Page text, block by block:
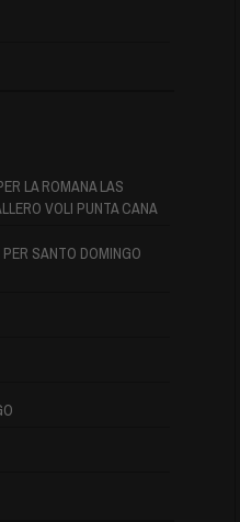
LA ROMANA LAS
VOLI PUNTA CANA
SANTO DOMINGO